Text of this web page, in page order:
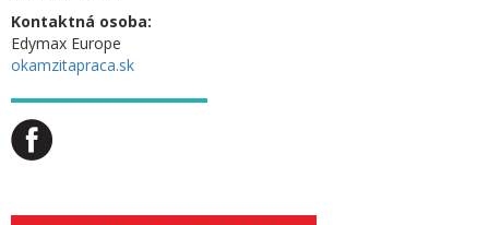
Kontaktná osoba:
Edymax Europe
okamzitapraca.sk